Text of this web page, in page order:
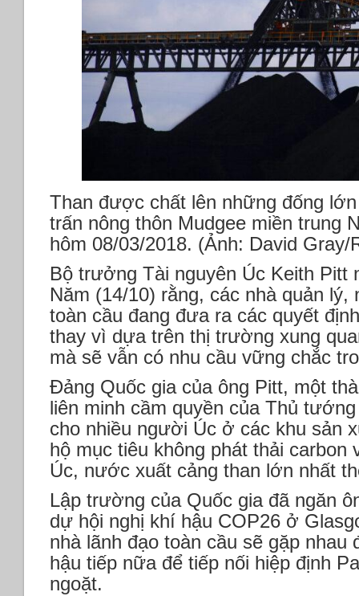
Than được chất lên những đống
trấn nông thôn Mudgee miền trung
hôm 08/03/2018. (Ảnh: David
Bộ trưởng Tài nguyên Úc Keith Pitt
Năm (14/10) rằng, các nhà quản
toàn cầu đang đưa ra các quyết
thay vì dựa trên thị trường xung
mà sẽ vẫn có nhu cầu vững chắc
Đảng Quốc gia của ông Pitt, một
liên minh cầm quyền của Thủ
cho nhiều người Úc ở các khu sản
hộ mục tiêu không phát thải carbon
Úc, nước xuất cảng than lớn nhất
Lập trường của Quốc gia đã ngăn
dự hội nghị khí hậu COP26 ở
nhà lãnh đạo toàn cầu sẽ gặp nhau
hậu tiếp nữa để tiếp nối hiệp định
ngoặt.